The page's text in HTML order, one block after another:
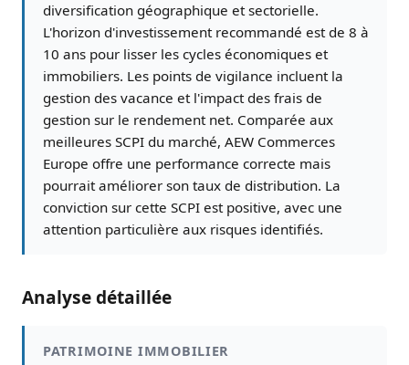
diversification géographique et sectorielle.
L'horizon d'investissement recommandé est de 8 à
10 ans pour lisser les cycles économiques et
immobiliers. Les points de vigilance incluent la
gestion des vacance et l'impact des frais de
gestion sur le rendement net. Comparée aux
meilleures SCPI du marché, AEW Commerces
Europe offre une performance correcte mais
pourrait améliorer son taux de distribution. La
conviction sur cette SCPI est positive, avec une
attention particulière aux risques identifiés.
Analyse détaillée
PATRIMOINE IMMOBILIER